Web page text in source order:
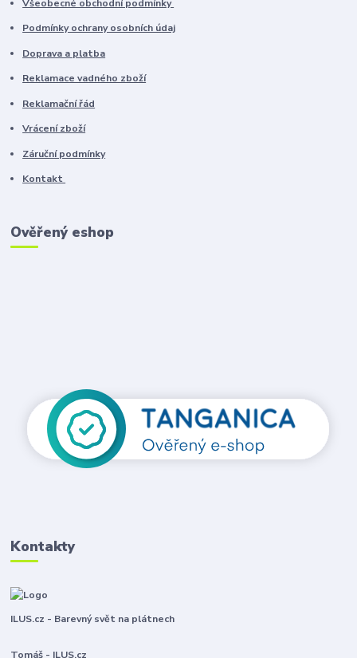
Všeobecné obchodní podmínky
Podmínky ochrany osobních údaj
Doprava a platba
Reklamace vadného zboží
Reklamační řád
Vrácení zboží
Záruční podmínky
Kontakt
Ověřený eshop
Kontakty
ILUS.cz - Barevný svět na plátnech
Tomáš - ILUS.cz